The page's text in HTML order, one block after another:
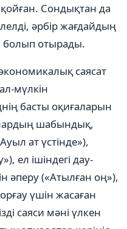
қойған. Сондықтан да
әрбір жағдайдың
болып отырады.
саясат
мүлкін
басты оқиғаларын
шабындық,
ат үстінде»),
ел ішіндегі дау-
әперу («Атылған оң»),
үшін жасаған
саяси мәні үлкен